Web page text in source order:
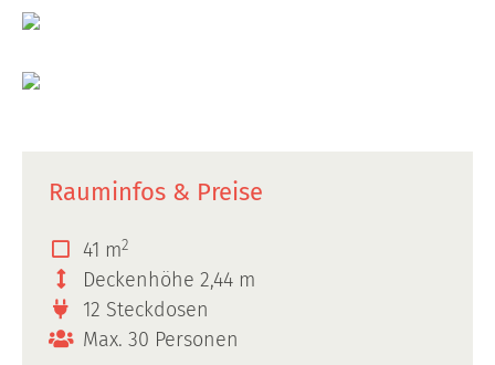
Rauminfos & Preise
41 m2
Deckenhöhe 2,44 m
12 Steckdosen
Max. 30 Personen